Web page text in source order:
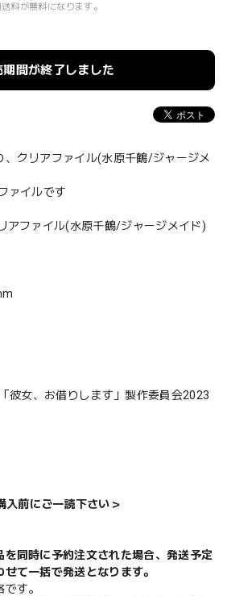
料が無料になります。
期間が終了しました
、クリアファイル(水原千鶴/ジャージメ
ァイルです
アファイル(水原千鶴/ジャージメイド)
彼女、お借りします」製作委員会2023
入前にご一読下さい＞
を同時に予約注文された場合、発送予定
て一括で発送となります。
す。